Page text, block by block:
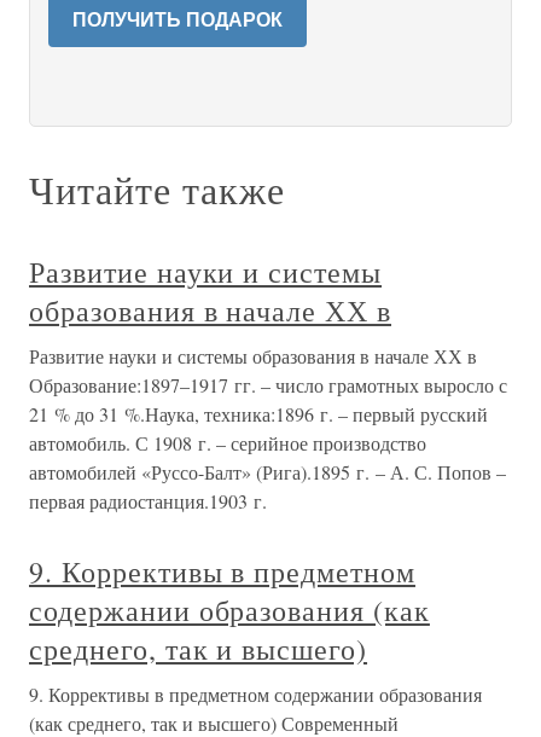
ПОЛУЧИТЬ ПОДАРОК
Читайте также
Развитие науки и системы
образования в начале ХХ в
Развитие науки и системы образования в начале ХХ в
Образование:1897–1917 гг. – число грамотных выросло с
21 % до 31 %.Наука, техника:1896 г. – первый русский
автомобиль. С 1908 г. – серийное производство
автомобилей «Руссо-Балт» (Рига).1895 г. – А. С. Попов –
первая радиостанция.1903 г.
9. Коррективы в предметном
содержании образования (как
среднего, так и высшего)
9. Коррективы в предметном содержании образования
(как среднего, так и высшего) Современный